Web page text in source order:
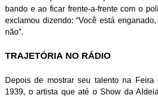
bando e ao ficar frente-a-frente com o
exclamou dizendo: “Você está
não”.
TRAJETÓRIA NO RÁDIO
Depois de mostrar seu talento na Feira
1939, o artista que até o Show da